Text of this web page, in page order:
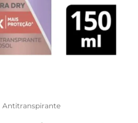
Antitranspirante